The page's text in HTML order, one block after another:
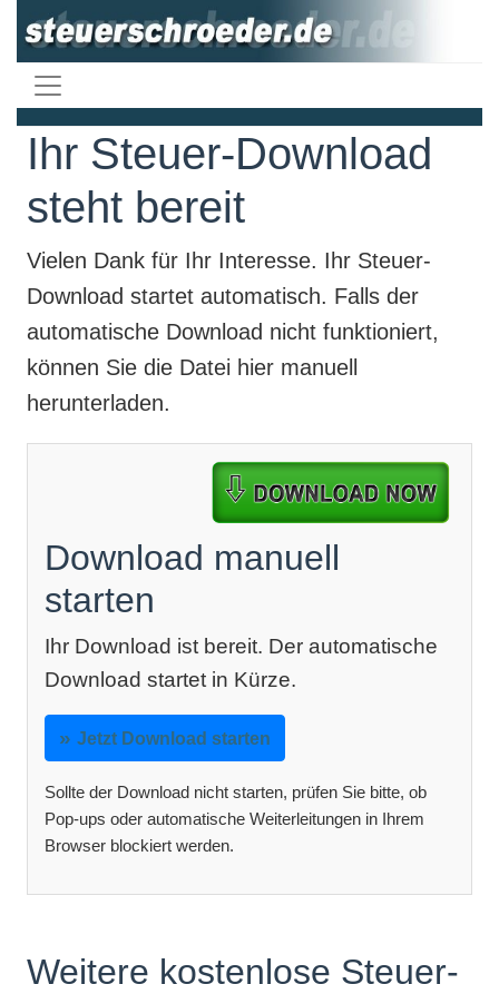
Ihr Steuer-Download
steht bereit
Vielen Dank für Ihr Interesse. Ihr Steuer-
Download startet automatisch. Falls der
automatische Download nicht funktioniert,
können Sie die Datei hier manuell
herunterladen.
Download manuell
starten
Ihr Download ist bereit. Der automatische
Download startet in Kürze.
Jetzt Download starten
Sollte der Download nicht starten, prüfen Sie bitte, ob
Pop-ups oder automatische Weiterleitungen in Ihrem
Browser blockiert werden.
Weitere kostenlose Steuer-